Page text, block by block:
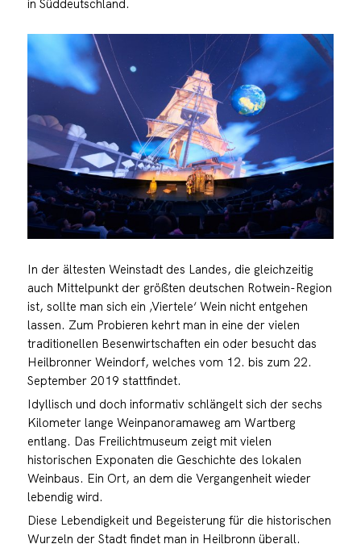
in Süddeutschland.
In der ältesten Weinstadt des Landes, die gleichzeitig
auch Mittelpunkt der größten deutschen Rotwein-Region
ist, sollte man sich ein ‚Viertele‘ Wein nicht entgehen
lassen. Zum Probieren kehrt man in eine der vielen
traditionellen Besenwirtschaften ein oder besucht das
Heilbronner Weindorf, welches vom 12. bis zum 22.
September 2019 stattfindet.
Idyllisch und doch informativ schlängelt sich der sechs
Kilometer lange Weinpanoramaweg am Wartberg
entlang. Das Freilichtmuseum zeigt mit vielen
historischen Exponaten die Geschichte des lokalen
Weinbaus. Ein Ort, an dem die Vergangenheit wieder
lebendig wird.
Diese Lebendigkeit und Begeisterung für die historischen
Wurzeln der Stadt findet man in Heilbronn überall.